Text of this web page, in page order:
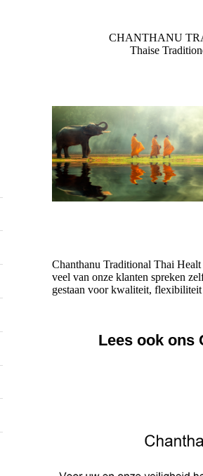
CHANTHANU
Thaise Traditionele
Chanthanu Traditional Thai
veel van onze klanten spreken
gestaan voor kwaliteit, flexibiliteit
Lees ook ons